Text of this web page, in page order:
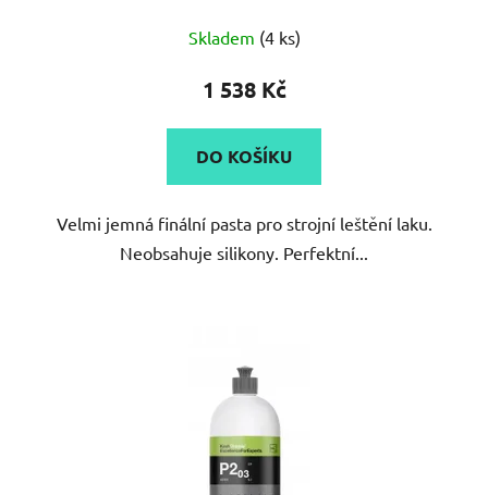
hodnocení
produktu
5,0
z
hvězdiček.
Skladem (4 ks)
1 538 Kč
DO KOŠÍKU
Velmi jemná finální pasta pro strojní leštění laku.
Neobsahuje silikony. Perfektní...